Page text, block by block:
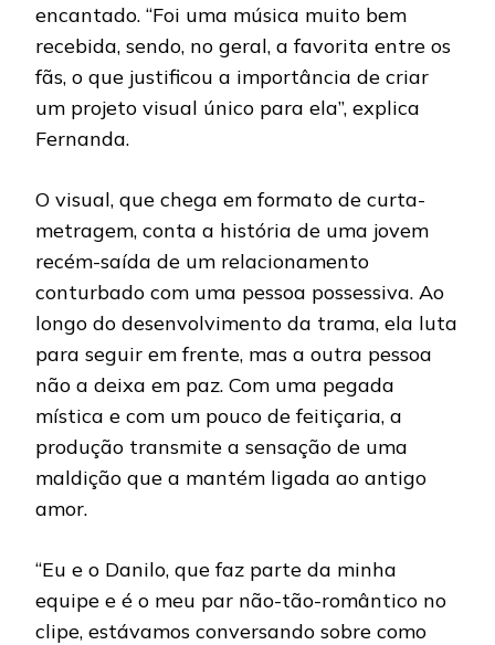
encantado. “Foi uma música muito bem
recebida, sendo, no geral, a favorita entre os
fãs, o que justificou a importância de criar
um projeto visual único para ela”, explica
Fernanda.
O visual, que chega em formato de curta-
metragem, conta a história de uma jovem
recém-saída de um relacionamento
conturbado com uma pessoa possessiva. Ao
longo do desenvolvimento da trama, ela luta
para seguir em frente, mas a outra pessoa
não a deixa em paz. Com uma pegada
mística e com um pouco de feitiçaria, a
produção transmite a sensação de uma
maldição que a mantém ligada ao antigo
amor.
“Eu e o Danilo, que faz parte da minha
equipe e é o meu par não-tão-romântico no
clipe, estávamos conversando sobre como